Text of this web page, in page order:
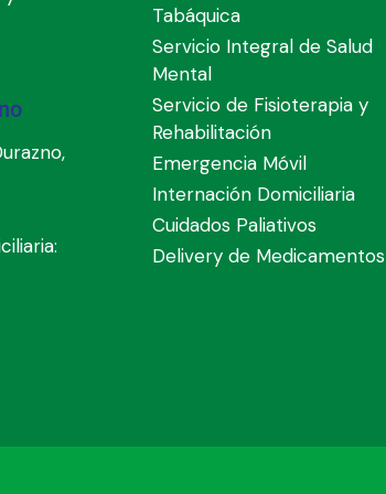
Tabáquica
Servicio Integral de Salud
Mental
Servicio de Fisioterapia y
Rehabilitación
Emergencia Móvil
Internación Domiciliaria
Cuidados Paliativos
Delivery de Medicamentos